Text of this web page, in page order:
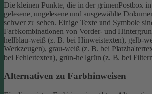
Die kleinen Punkte, die in der grünenPostbox
gelesene, ungelesene und ausgewählte
schwer zu sehen. Einige Texte und Symbole
Farbkombinationen von Vorder- und
hellblau-weiß (z. B. bei Hinweistexten), gelb-
Werkzeugen), grau-weiß (z. B. bei
bei Fehlertexten), grün-hellgrün (z. B. bei
Alternativen zu Farbhinweisen